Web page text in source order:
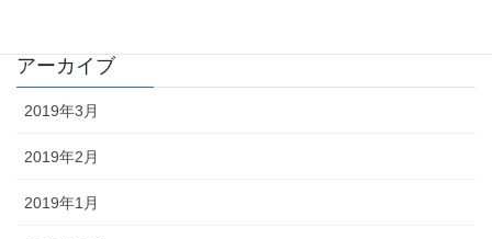
アーカイブ
2019年3月
2019年2月
2019年1月